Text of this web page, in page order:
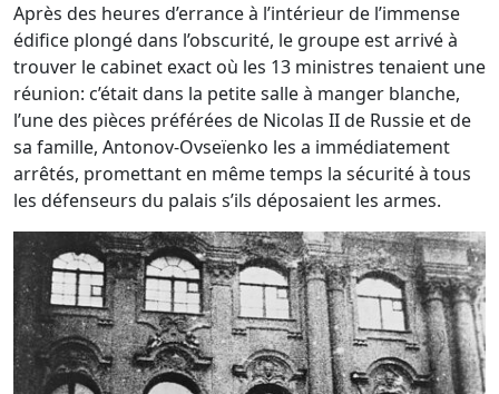
Après des heures d’errance à l’intérieur de l’immense
édifice plongé dans l’obscurité, le groupe est arrivé à
trouver le cabinet exact où les 13 ministres tenaient une
réunion: c’était dans la petite salle à manger blanche,
l’une des pièces préférées de Nicolas II de Russie et de
sa famille, Antonov-Ovseïenko les a immédiatement
arrêtés, promettant en même temps la sécurité à tous
les défenseurs du palais s’ils déposaient les armes.